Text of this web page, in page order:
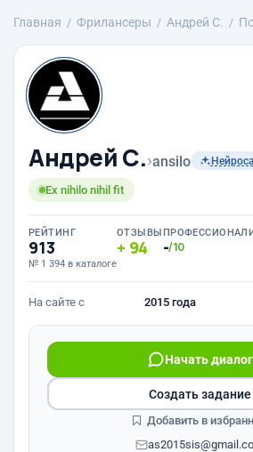
Главная Фрилансеры Андрей С.
Андрей С.›ansilo
Ex nihilo nihil fit
РЕЙТИНГ
913
№ 1 394 в каталоге
ОТЗЫВЫ
94 -/10
На сайте с 2015 года
Начать диалог
Создать задание
Добавить в